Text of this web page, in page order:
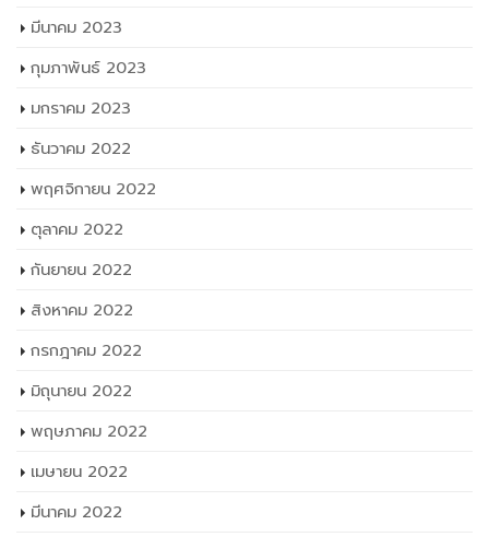
มีนาคม 2023
กุมภาพันธ์ 2023
มกราคม 2023
ธันวาคม 2022
พฤศจิกายน 2022
ตุลาคม 2022
กันยายน 2022
สิงหาคม 2022
กรกฎาคม 2022
มิถุนายน 2022
พฤษภาคม 2022
เมษายน 2022
มีนาคม 2022